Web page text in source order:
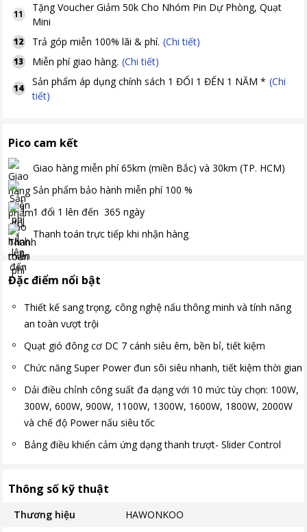
11
TặngVoucher Giảm 50k Cho Nhóm Pin Dự Phòng, Quạt
Mini
12 Trả góp miễn 100% lãi & phí. (Chi tiết)
13 Miễn phí giao hàng. (Chi tiết)
14
Sản phẩm áp dụng chính sách 1 ĐỔI 1 ĐẾN 1 NĂM * (Chi
tiết)
Pico cam kết
Giao hàng miễn phí 65km (miền Bắc) và 30km (TP. HCM)
Sản phẩm bảo hành miễn phí 100 %
1 đổi 1 lên đến 365 ngày
Thanh toán trực tiếp khi nhận hàng
Đặc điểm nổi bật
Thiết kế sang trọng, công nghệ nấu thông minh và tính năng
an toàn vượt trội
Quạt gió đông cơ DC 7 cánh siêu êm, bền bỉ, tiết kiệm
Chức năng Super Power đun sôi siêu nhanh, tiết kiệm thời gian
Dải điều chỉnh công suất đa dạng với 10 mức tùy chọn: 100W,
300W, 600W, 900W, 1100W, 1300W, 1600W, 1800W, 2000W
và chế độ Power nấu siêu tốc
Bảng điều khiển cảm ứng dạng thanh trượt- Slider Control
Thông số kỹ thuật
Thương hiệu
HAWONKOO